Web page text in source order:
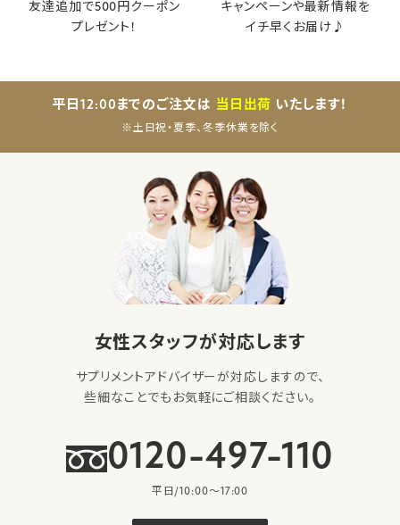
友達追加で500円クーポン
プレゼント！
キャンペーンや最新情報を
イチ早くお届け♪
平日12:00までのご注文は 当日出荷 いたします！
※土日祝・夏季、冬季休業を除く
女性スタッフが対応します
サプリメントアドバイザーが対応しますので、
些細なことでもお気軽にご相談ください。
0120-497-110
平日/10:00〜17:00